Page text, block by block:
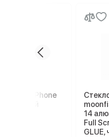
для iPhone
14
Full
GLUE,